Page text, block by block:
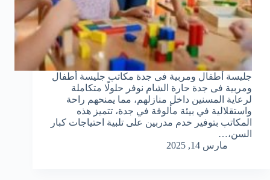
جليسة أطفال ومربية فى جدة مكاتب جليسة أطفال
ومربية فى جدة حارة الشام نوفر حلولًا متكاملة
لرعاية المسنين داخل منازلهم، مما يمنحهم راحة
واستقلالية في بيئة مألوفة في جدة، تتميز هذه
المكاتب بتوفير خدم مدربين على تلبية احتياجات كبار
السن،…
مارس 14, 2025